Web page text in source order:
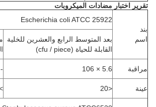
تقرير اختبار مضادات الميكروبات
بند
اسم
Escherichia coli ATCC 25922
بعد المتوسط ​​الرابع والعشرين للخلية
القابلة للحياة (cfu / piece)
مراقبة 5.6 × 106
عينة <20
> 99